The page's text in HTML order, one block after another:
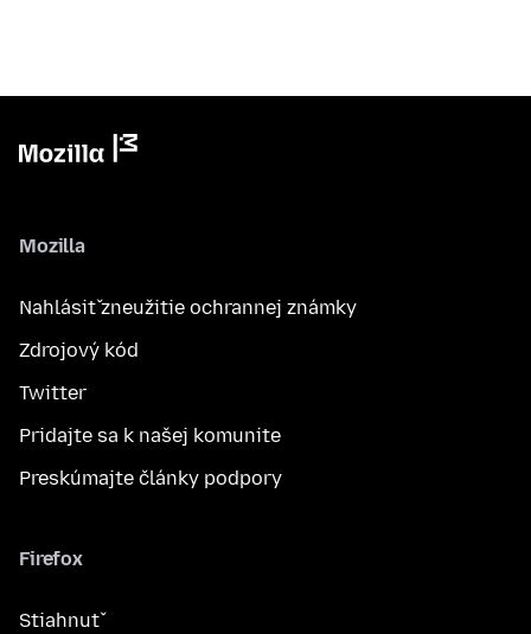
Mozilla
Nahlásiť zneužitie ochrannej známky
Zdrojový kód
Twitter
Pridajte sa k našej komunite
Preskúmajte články podpory
Firefox
Stiahnuť